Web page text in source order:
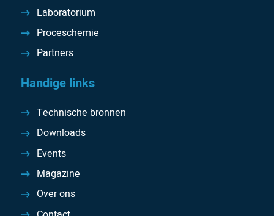
Laboratorium
Proceschemie
Partners
Handige links
Technische bronnen
Downloads
Events
Magazine
Over ons